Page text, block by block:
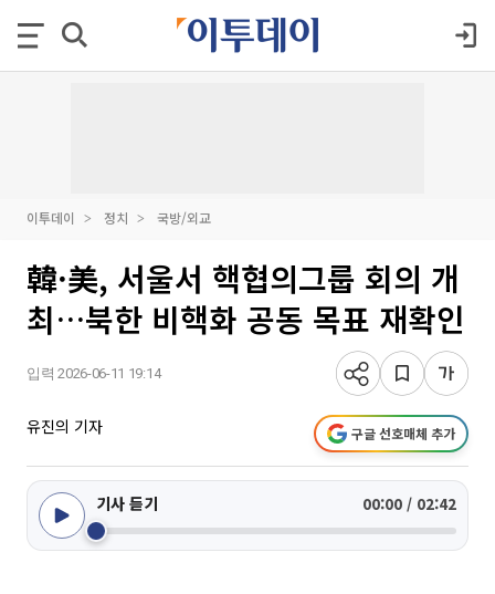
이투데이 정치 국방/외교
韓·美, 서울서 핵협의그룹 회의 개
최…북한 비핵화 공동 목표 재확인
입력 2026-06-11 19:14
유진의 기자 구글 선호매체 추가
기사 듣기 00:00 / 02:42